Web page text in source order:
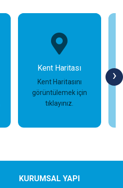
›
Kent Haritası
Kent Haritasını
görüntülemek için
tıklayınız.
KURUMSAL YAPI